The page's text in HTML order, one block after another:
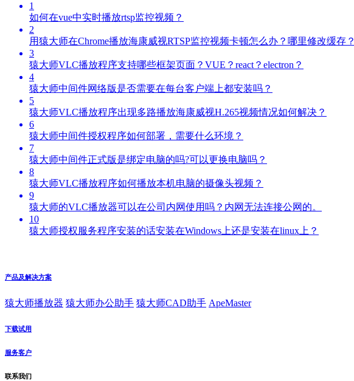
1
如何在vue中实时播放rtsp监控视频？
2
用猿大师在Chrome播放海康威视RTSP监控视频卡顿怎么办？哪里修改缓存？
3
猿大师VLC播放程序支持哪些框架页面？VUE？react？electron？
4
猿大师中间件网络版是否需要在每台客户端上都安装吗？
5
猿大师VLC播放程序出现多路播放海康威视H.265视频情况如何解决？
6
猿大师中间件授权程序如何部署，需要什么环境？
7
猿大师中间件正式版是绑定电脑的吗?可以更换电脑吗？
8
猿大师VLC播放程序如何播放本机电脑的摄像头视频？
9
猿大师的VLC播放器可以在公司内网使用吗？内网无法连接公网的。
10
猿大师授权服务程序安装的话安装在Windows上还是安装在linux上？
产品及解决方案
猿大师播放器 猿大师办公助手 猿大师CAD助手 ApeMaster
下载试用
服务客户
联系我们